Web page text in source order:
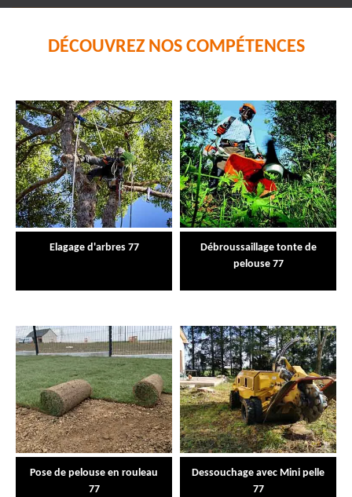
DÉCOUVREZ NOS COMPÉTENCES
Elagage d'arbres 77
Débroussaillage tonte de
pelouse 77
Pose de pelouse en rouleau
77
Dessouchage avec Mini pelle
77